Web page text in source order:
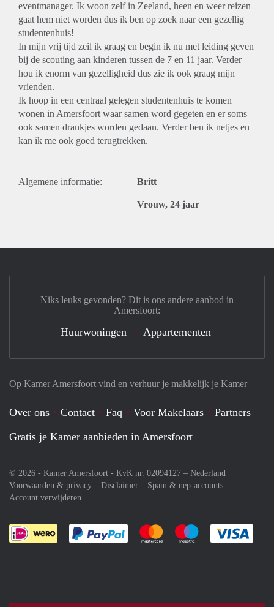
eventmanager. Ik woon zelf in Zeeland, heen en weer reizen
gaat hem niet worden dus ik ben op zoek naar een gezellig
studentenhuis!
In mijn vrij tijd zeil ik graag en begin ik nu met leiding geven
bij de scouting aan kinderen tussen de 7 en 11 jaar. Verder
hou ik enorm van gezelligheid dus zie ik ook graag mijn
vrienden.
Ik hoop in een centraal gelegen studentenhuis te komen
wonen in Amersfoort waar samen word gegeten en er soms
ook samen drankjes worden gedaan. Verder ben ik netjes en
kan ik me ook goed terugtrekken.
Algemene informatie: Britt
Vrouw, 24 jaar
Op Kamer Amersfoort vind en verhuur je makkelijk je Kamer
Over ons Contact Faq Voor Makelaars
Partners
Gratis je Kamer aanbieden in Amersfoort
© 2026 - Kamer Amersfoort - KvK nr. 02094127 – Nederland
Voorwaarden & privacy
Disclaimer
Spam & nep-accounts
Account verwijderen
Je rekent gemakkelijk af met Paypal
Je rekent gemakkelijk af met
Je rekent
Niks leuks gevonden? Dit is ons andere aanbod in
Amersfoort:
Huurwoningen Appartementen